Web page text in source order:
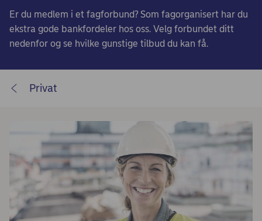
Er du medlem i et fagforbund? Som fagorganisert har du
ekstra gode bankfordeler hos oss. Velg forbundet ditt
nedenfor og se hvilke gunstige tilbud du kan få.
Privat